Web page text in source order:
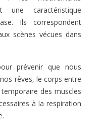
une caractéristique
Ils correspondent
scènes vécues dans
prévenir que nous
rêves, le corps entre
des muscles
à la respiration